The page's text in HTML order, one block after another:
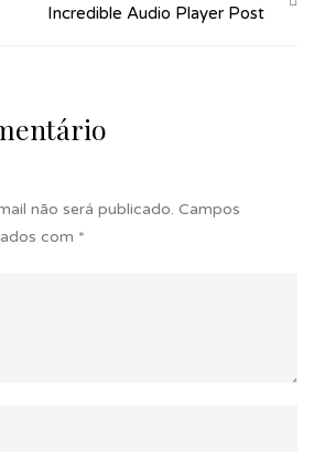
Incredible Audio Player Post
não será publicado. Campos
com *